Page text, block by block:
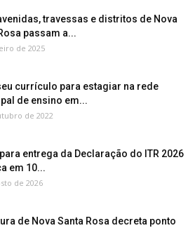
travessas e distritos de Nova
passam a...
de 2025
currículo para estagiar na rede
de ensino em...
de 2022
entrega da Declaração do ITR 2026
em 10...
de 2026
de Nova Santa Rosa decreta ponto